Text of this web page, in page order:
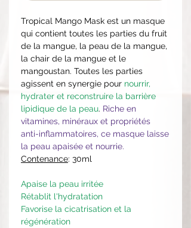
Tropical Mango Mask est un masque
qui contient toutes les parties du fruit
de la mangue, la peau de la mangue,
la chair de la mangue et le
mangoustan. Toutes les parties
agissent en synergie pour nourrir,
hydrater et reconstruire la barrière
lipidique de la peau. Riche en
vitamines, minéraux et propriétés
anti-inflammatoires, ce masque laisse
la peau apaisée et nourrie.
Contenance: 30ml
Apaise la peau irritée
Rétablit l'hydratation
Favorise la cicatrisation et la
régénération